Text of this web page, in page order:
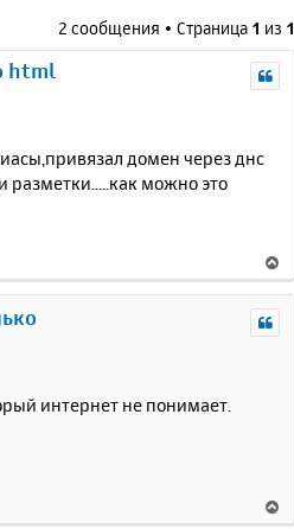
2 сообщения • Страница 1 из 1
html
домен через днс
разметки.....как можно это
е
интернет не понимает.